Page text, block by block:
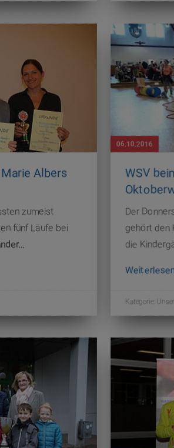
Albers
zumeist
fünf Läufe bei
06.10.2016
WSV
Der
gehört den
die
Kategorie: